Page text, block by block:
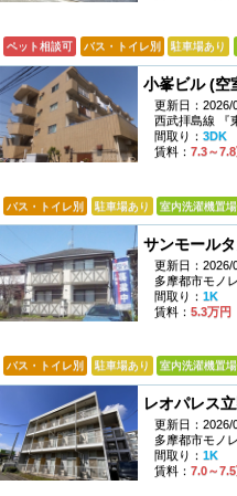
ペット相談可 バス・トイレ別 駐車場あり
小峯ビル (空
更新日：2026/
西武拝島線 『
間取り： 3DK
賃料： 7.3～7.8
バス・トイレ別 駐車場あり 室内洗濯機置場
サンモール
更新日：2026/
多摩都市モノ
間取り： 1K
賃料： 5.3万円
バス・トイレ別 駐車場あり 室内洗濯機置場
レオパレス
更新日：2026/
多摩都市モノ
間取り： 1K
賃料： 7.0～7.5